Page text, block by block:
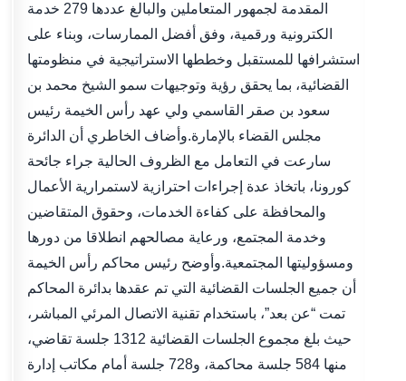
المقدمة لجمهور المتعاملين والبالغ عددها 279 خدمة
الكترونية ورقمية، وفق أفضل الممارسات، وبناء على
استشرافها للمستقبل وخططها الاستراتيجية في منظومتها
القضائية، بما يحقق رؤية وتوجيهات سمو الشيخ محمد بن
سعود بن صقر القاسمي ولي عهد رأس الخيمة رئيس
مجلس القضاء بالإمارة.وأضاف الخاطري أن الدائرة
سارعت في التعامل مع الظروف الحالية جراء جائحة
كورونا، باتخاذ عدة إجراءات احترازية لاستمرارية الأعمال
والمحافظة على كفاءة الخدمات، وحقوق المتقاضين
وخدمة المجتمع، ورعاية مصالحهم انطلاقا من دورها
ومسؤوليتها المجتمعية.وأوضح رئيس محاكم رأس الخيمة
أن جميع الجلسات القضائية التي تم عقدها بدائرة المحاكم
تمت “عن بعد”، باستخدام تقنية الاتصال المرئي المباشر،
حيث بلغ مجموع الجلسات القضائية 1312 جلسة تقاضي،
منها 584 جلسة محاكمة، و728 جلسة أمام مكاتب إدارة